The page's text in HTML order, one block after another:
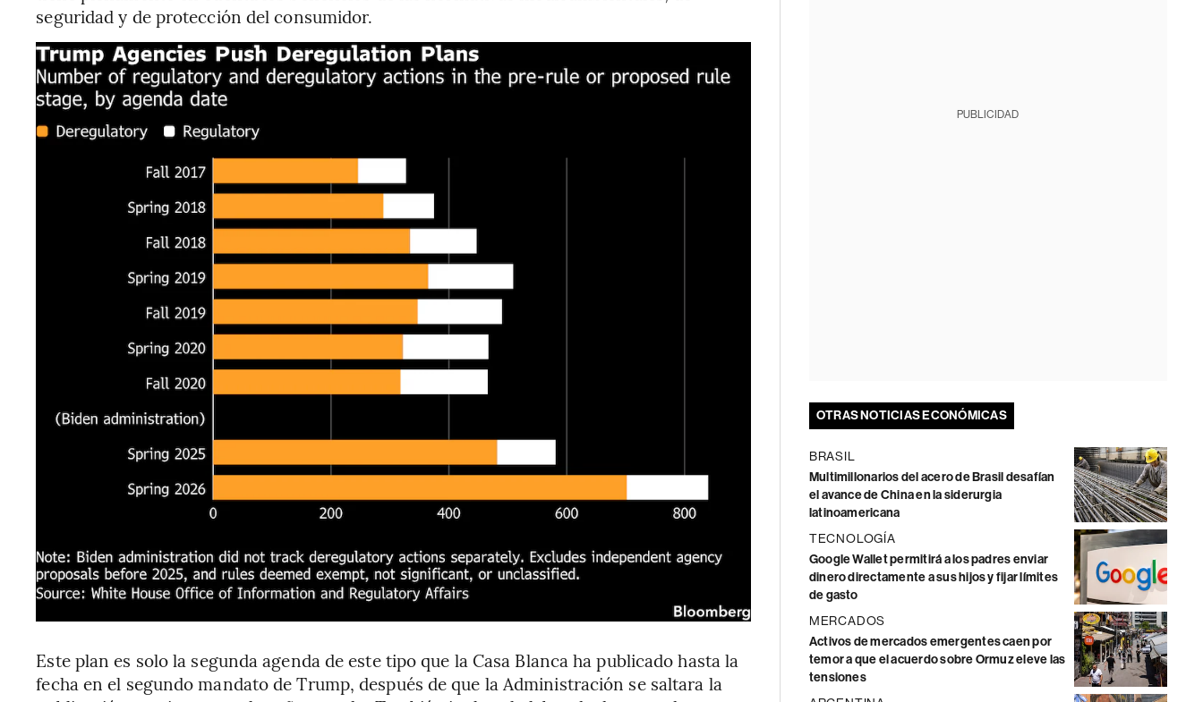
seguridad y de protección del consumidor.
Este plan es solo la segunda agenda de este tipo que la Casa Blanca ha publicado hasta la
fecha en el segundo mandato de Trump, después de que la Administración se saltara la
PUBLICIDAD
OTRAS NOTICIAS ECONÓMICAS
BRASIL
Multimillonarios del acero de Brasil desafían
el avance de China en la siderurgia
latinoamericana
TECNOLOGÍA
Google Wallet permitirá a los padres enviar
dinero directamente a sus hijos y fijar límites
de gasto
MERCADOS
Activos de mercados emergentes caen por
temor a que el acuerdo sobre Ormuz eleve las
tensiones